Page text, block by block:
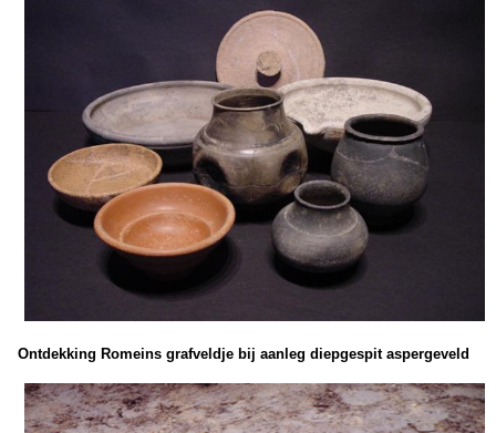
Ontdekking Romeins grafveldje bij aanleg diepgespit aspergeveld